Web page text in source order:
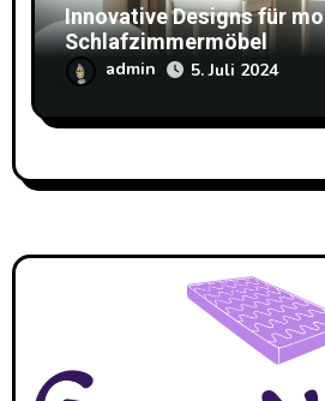
Innovative Designs für
Schlafzimmermöbel
admin 5. Juli 2024